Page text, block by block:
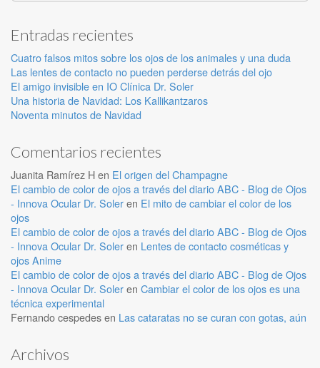
Entradas recientes
Cuatro falsos mitos sobre los ojos de los animales y una duda
Las lentes de contacto no pueden perderse detrás del ojo
El amigo invisible en IO Clínica Dr. Soler
Una historia de Navidad: Los Kallikantzaros
Noventa minutos de Navidad
Comentarios recientes
Juanita Ramírez Hen El origen del Champagne
El cambio de color de ojos a través del diario ABC - Blog de Ojos
- Innova Ocular Dr. Soleren El mito de cambiar el color de los
ojos
El cambio de color de ojos a través del diario ABC - Blog de Ojos
- Innova Ocular Dr. Soleren Lentes de contacto cosméticas y
ojos Anime
El cambio de color de ojos a través del diario ABC - Blog de Ojos
- Innova Ocular Dr. Soleren Cambiar el color de los ojos es una
técnica experimental
Fernando cespedesen Las cataratas no se curan con gotas, aún
Archivos